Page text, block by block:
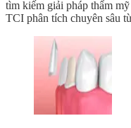
tìm kiếm giải pháp thẩm
TCI phân tích chuyên sâu